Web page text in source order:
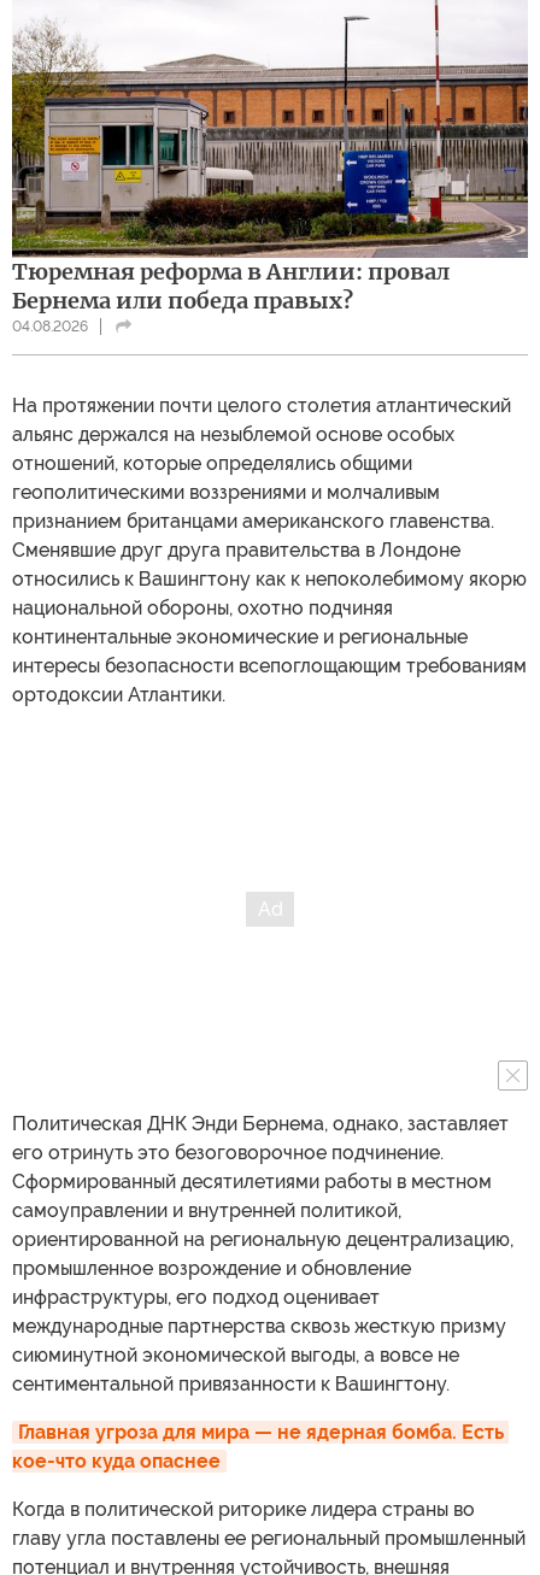
Тюремная реформа в Англии: провал
Бернема или победа правых?
04.08.2026
На протяжении почти целого столетия атлантический
альянс держался на незыблемой основе особых
отношений, которые определялись общими
геополитическими воззрениями и молчаливым
признанием британцами американского главенства.
Сменявшие друг друга правительства в Лондоне
относились к Вашингтону как к непоколебимому якорю
национальной обороны, охотно подчиняя
континентальные экономические и региональные
интересы безопасности всепоглощающим требованиям
ортодоксии Атлантики.
Политическая ДНК Энди Бернема, однако, заставляет
его отринуть это безоговорочное подчинение.
Сформированный десятилетиями работы в местном
самоуправлении и внутренней политикой,
ориентированной на региональную децентрализацию,
промышленное возрождение и обновление
инфраструктуры, его подход оценивает
международные партнерства сквозь жесткую призму
сиюминутной экономической выгоды, а вовсе не
сентиментальной привязанности к Вашингтону.
Главная угроза для мира — не ядерная бомба. Есть
кое-что куда опаснее
Когда в политической риторике лидера страны во
главу угла поставлены ее региональный промышленный
потенциал и внутренняя устойчивость, внешняя